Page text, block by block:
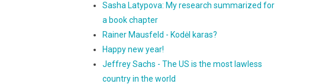
Sasha Latypova: My research summarized for
a book chapter
Rainer Mausfeld - Kodėl karas?
Happy new year!
Jeffrey Sachs - The US is the most lawless
country in the world